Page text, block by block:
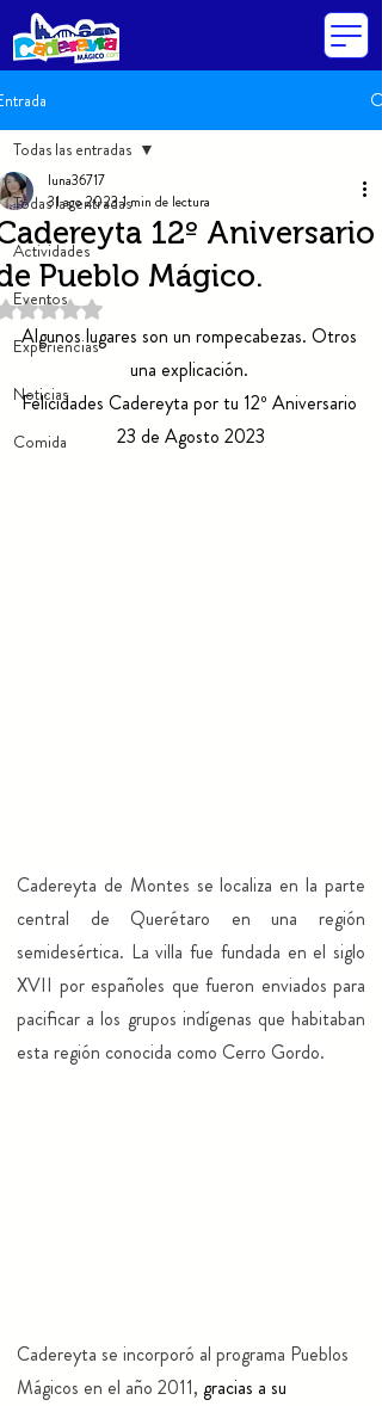
Todas las entradas
Actividades
Eventos
Experiencias
Noticias
Comida
Todas las entradas
12º Aniversario
Pueblo Mágico.
luna36717
31 ago 2023 1 min de lectura
Obtuvo NaN de 5 estrellas.
Algunos lugares son un rompecabezas. Otros
una explicación.
Felicidades Cadereyta por tu 12º Aniversario
23 de Agosto 2023
Cadereyta de Montes se localiza en la parte
central de Querétaro en una región
semidesértica. La villa fue fundada en el siglo
XVII por españoles que fueron enviados para
pacificar a los grupos indígenas que habitaban
esta región conocida como Cerro Gordo.
Cadereyta se incorporó al programa Pueblos
Mágicos en el año 2011, gracias a su